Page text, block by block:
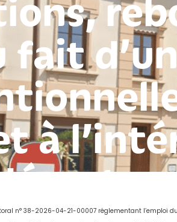
fait
à
n° 38-2026-04-21-00007 réglementant l’emploi